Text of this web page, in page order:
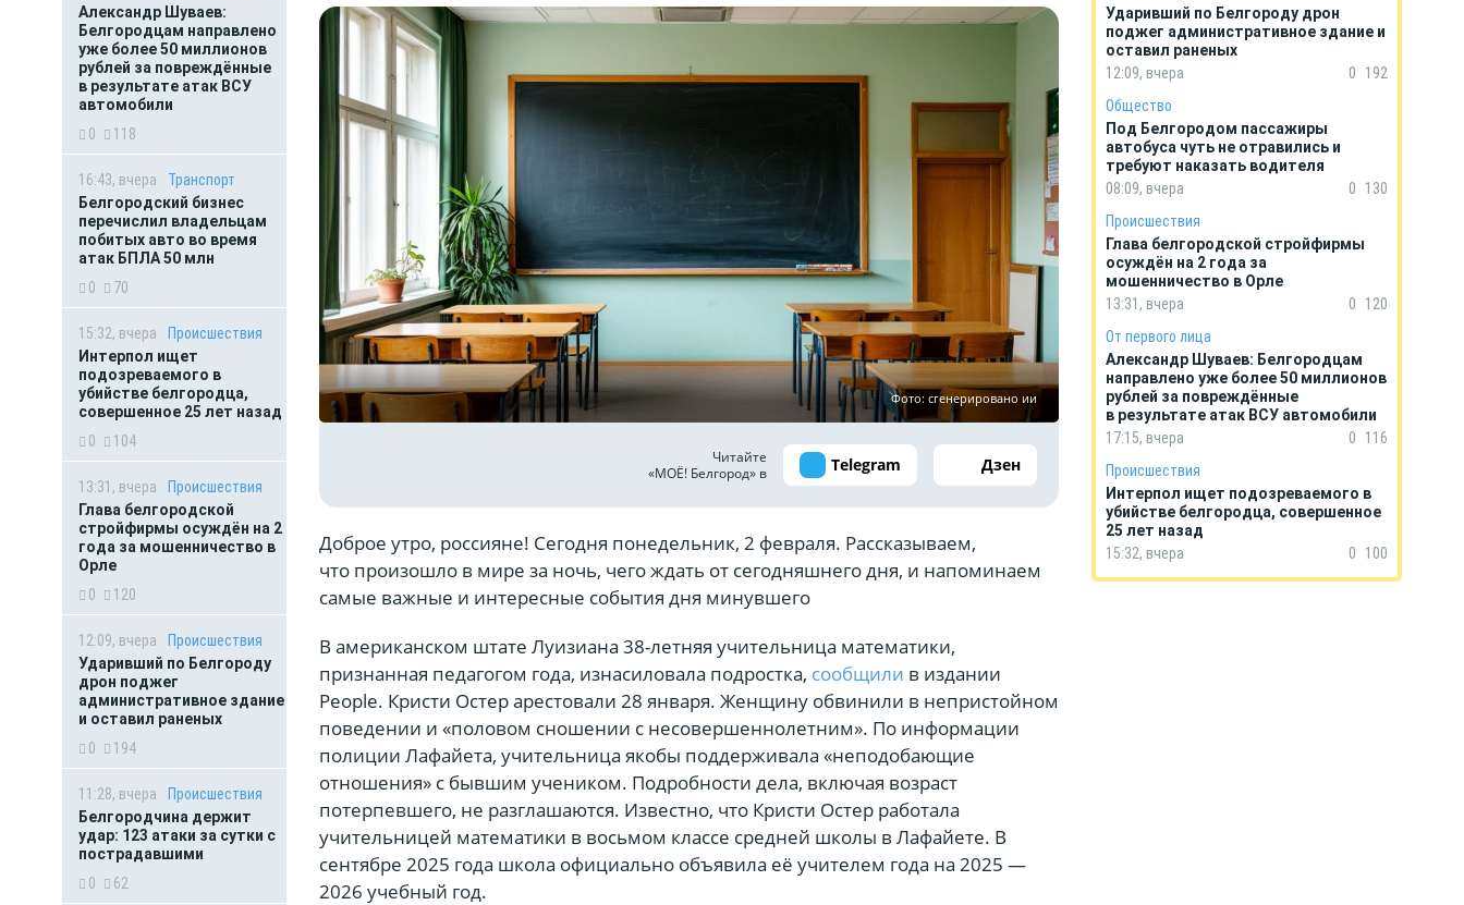
Александр Шуваев:
Белгородцам направлено
уже более 50 миллионов
рублей за повреждённые
в результате атак ВСУ
автомобили
0
118
16:43, вчера
Транспорт
Белгородский бизнес
перечислил владельцам
побитых авто во время
атак БПЛА 50 млн
0
70
15:32, вчера
Происшествия
Интерпол ищет
подозреваемого в
убийстве белгородца,
совершенное 25 лет назад
0
104
13:31, вчера
Происшествия
Глава белгородской
стройфирмы осуждён на 2
года за мошенничество в
Орле
0
120
12:09, вчера
Происшествия
Ударивший по Белгороду
дрон поджег
административное здание
и оставил раненых
0
194
11:28, вчера
Происшествия
Белгородчина держит
удар: 123 атаки за сутки с
пострадавшими
0
62
Фото: сгенерировано ии
Читайте
«МОЁ! Белгород» в
Telegram Дзен
Доброе утро, россияне! Сегодня понедельник, 2 февраля. Рассказываем,
что произошло в мире за ночь, чего ждать от сегодняшнего дня, и напоминаем
самые важные и интересные события дня минувшего
В американском штате Луизиана 38-летняя учительница математики,
признанная педагогом года, изнасиловала подростка, сообщили в издании
People. Кристи Остер арестовали 28 января. Женщину обвинили в непристойном
поведении и «половом сношении с несовершеннолетним». По информации
полиции Лафайета, учительница якобы поддерживала «неподобающие
отношения» с бывшим учеником. Подробности дела, включая возраст
потерпевшего, не разглашаются. Известно, что Кристи Остер работала
учительницей математики в восьмом классе средней школы в Лафайете. В
сентябре 2025 года школа официально объявила её учителем года на 2025 —
2026 учебный год.
Ударивший по Белгороду дрон
поджег административное здание и
оставил раненых
12:09, вчера
0
192
Общество
Под Белгородом пассажиры
автобуса чуть не отравились и
требуют наказать водителя
08:09, вчера
0
130
Происшествия
Глава белгородской стройфирмы
осуждён на 2 года за
мошенничество в Орле
13:31, вчера
0
120
От первого лица
Александр Шуваев: Белгородцам
направлено уже более 50 миллионов
рублей за повреждённые
в результате атак ВСУ автомобили
17:15, вчера
0
116
Происшествия
Интерпол ищет подозреваемого в
убийстве белгородца, совершенное
25 лет назад
15:32, вчера
0 100